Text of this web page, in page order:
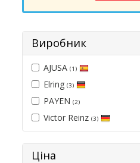
Виробник
AJUSA (1)
Elring (3)
PAYEN (2)
Victor Reinz (3)
Ціна